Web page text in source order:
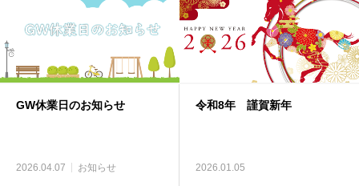
GW休業日のお知らせ
2026.04.07 お知らせ
令和8年 謹賀新年
2026.01.05